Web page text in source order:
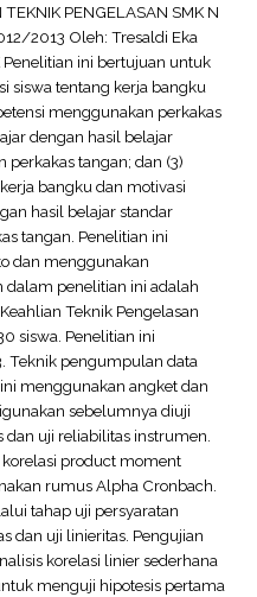
PENGELASAN SMK N
2013 Oleh: Tresaldi Eka
ini bertujuan untuk
siswa tentang kerja bangku
menggunakan perkakas
dengan hasil belajar
tangan; dan (3)
bangku dan motivasi
hasil belajar standar
tangan. Penelitian ini
dan menggunakan
dalam penelitian ini adalah
Teknik Pengelasan
siswa. Penelitian ini
Teknik pengumpulan data
menggunakan angket dan
sebelumnya diuji
uji reliabilitas instrumen.
product moment
rumus Alpha Cronbach.
tahap uji persyaratan
dan uji linieritas. Pengujian
korelasi linier sederhana
menguji hipotesis pertama